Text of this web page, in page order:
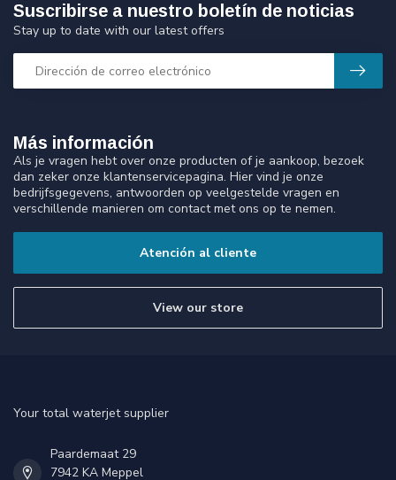
Más información
Als je vragen hebt over onze producten of je aankoop, bezoek
dan zeker onze klantenservicepagina. Hier vind je onze
bedrijfsgegevens, antwoorden op veelgestelde vragen en
verschillende manieren om contact met ons op te nemen.
Atención al cliente
View our store
Suscribirse a nuestro boletín de noticias
Stay up to date with our latest offers
Your total waterjet supplier
Paardemaat 29
7942 KA Meppel